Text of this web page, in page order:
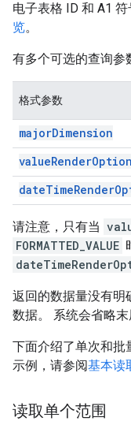
电子表格 ID 和 A1
览。
有多个可选的查询参
格式参数
majorDimension
valueRenderOption
请注意，只有当
FORMATTED_VALUE
返回的数据量没有明
数据。 系统会省略末
下面介绍了单次和批
示例，请参阅基本读
读取单个范围